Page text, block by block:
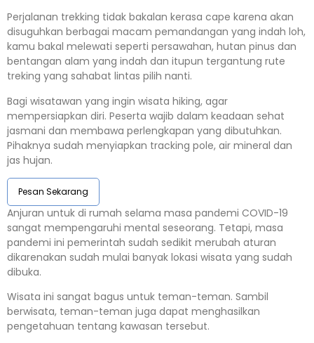
Perjalanan trekking tidak bakalan kerasa cape karena akan
disuguhkan berbagai macam pemandangan yang indah loh,
kamu bakal melewati seperti persawahan, hutan pinus dan
bentangan alam yang indah dan itupun tergantung rute
treking yang sahabat lintas pilih nanti.
Bagi wisatawan yang ingin wisata hiking, agar
mempersiapkan diri. Peserta wajib dalam keadaan sehat
jasmani dan membawa perlengkapan yang dibutuhkan.
Pihaknya sudah menyiapkan tracking pole, air mineral dan
jas hujan.
Pesan Sekarang
Anjuran untuk di rumah selama masa pandemi COVID-19
sangat mempengaruhi mental seseorang. Tetapi, masa
pandemi ini pemerintah sudah sedikit merubah aturan
dikarenakan sudah mulai banyak lokasi wisata yang sudah
dibuka.
Wisata ini sangat bagus untuk teman-teman. Sambil
berwisata, teman-teman juga dapat menghasilkan
pengetahuan tentang kawasan tersebut.